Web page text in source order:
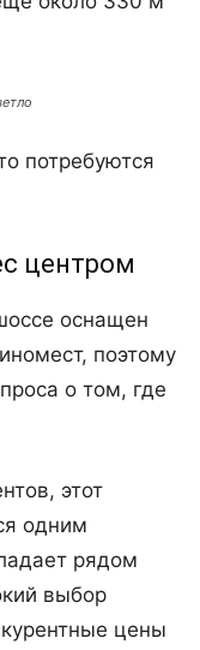
потребуются
центром
оснащен
поэтому
о том, где
этот
одним
рядом
выбор
цены